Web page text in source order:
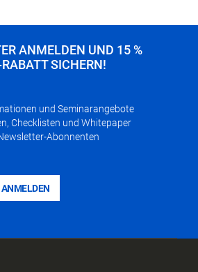
ANMELDEN UND 15 %
SICHERN!
und Seminarangebote
Checklisten und Whitepaper
Abonnenten